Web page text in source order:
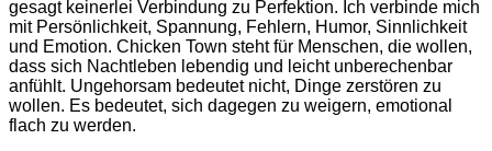
gesagt keinerlei Verbindung zu Perfektion. Ich verbinde mich
mit Persönlichkeit, Spannung, Fehlern, Humor, Sinnlichkeit
und Emotion. Chicken Town steht für Menschen, die wollen,
dass sich Nachtleben lebendig und leicht unberechenbar
anfühlt. Ungehorsam bedeutet nicht, Dinge zerstören zu
wollen. Es bedeutet, sich dagegen zu weigern, emotional
flach zu werden.